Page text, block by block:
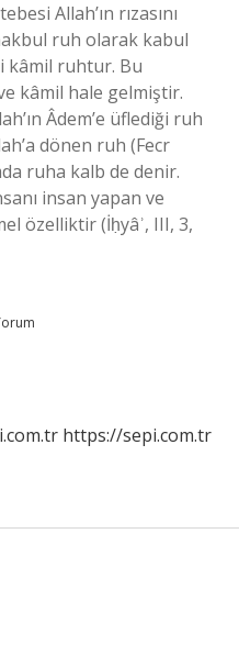
Allah’ın rızasını
ruh olarak kabul
kâmil ruhtur. Bu
kâmil hale gelmiştir.
Âdem’e üflediği ruh
dönen ruh (Fecr
ruha kalb de denir.
insan yapan ve
özelliktir (İḥyâʾ, III, 3,
https://sepi.com.tr